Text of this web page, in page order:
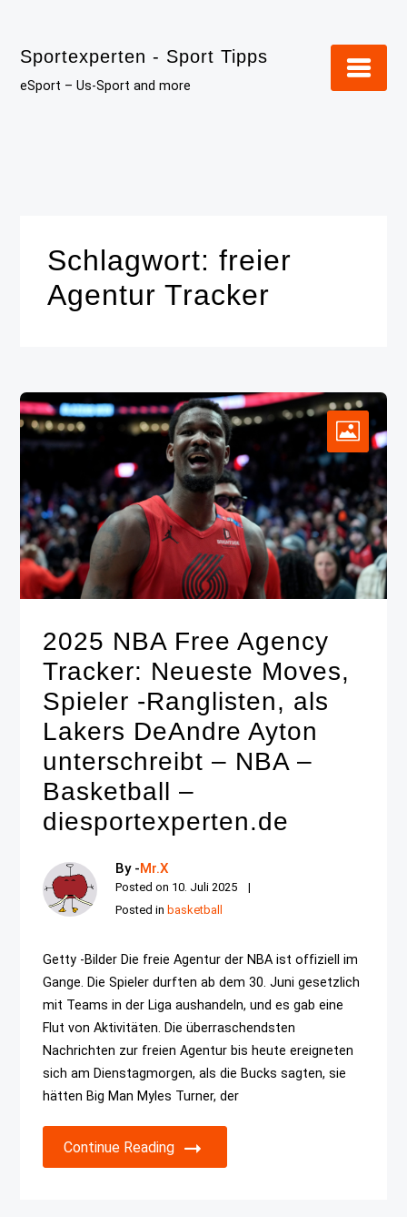
content
Sportexperten - Sport Tipps
eSport – Us-Sport and more
Schlagwort:freier
Agentur Tracker
2025 NBA Free Agency
Tracker: Neueste Moves,
Spieler -Ranglisten, als
Lakers DeAndre Ayton
unterschreibt – NBA –
Basketball –
diesportexperten.de
By -Mr.X
Posted on 10. Juli 2025
Posted in basketball
Getty -Bilder Die freie Agentur der NBA ist offiziell im
Gange. Die Spieler durften ab dem 30. Juni gesetzlich
mit Teams in der Liga aushandeln, und es gab eine
Flut von Aktivitäten. Die überraschendsten
Nachrichten zur freien Agentur bis heute ereigneten
sich am Dienstagmorgen, als die Bucks sagten, sie
hätten Big Man Myles Turner, der
Continue Reading